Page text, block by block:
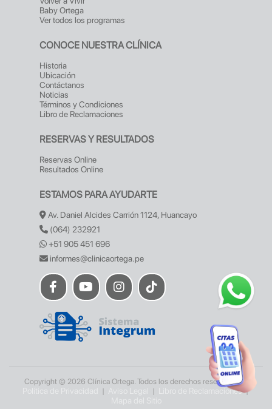
Baby Ortega
Ver todos los programas
CONOCE NUESTRA CLÍNICA
Historia
Ubicación
Contáctanos
Noticias
Términos y Condiciones
Libro de Reclamaciones
RESERVAS Y RESULTADOS
Reservas Online
Resultados Online
ESTAMOS PARA AYUDARTE
Av. Daniel Alcides Carrión 1124, Huancayo
(064) 232921
+51 905 451 696
informes@clinicaortega.pe
Copyright © 2026 Clínica Ortega. Todos los derechos reservados. |
| | Libro de Reclamaciones|